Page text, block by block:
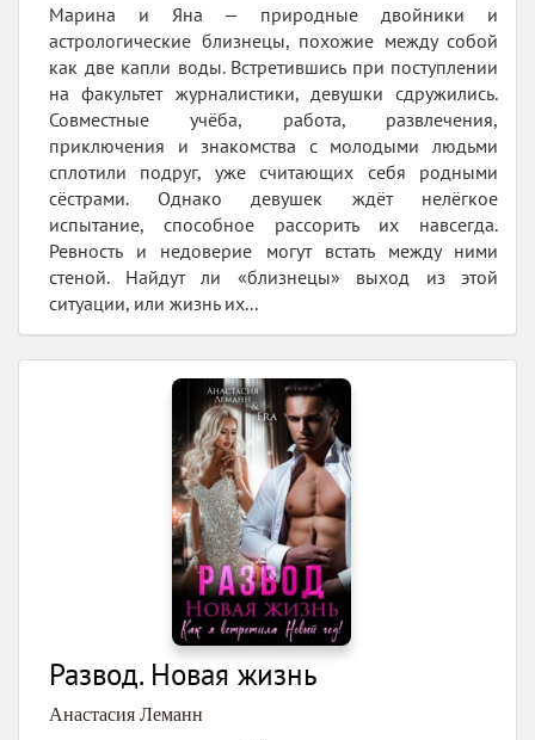
Марина и Яна — природные двойники и
астрологические близнецы, похожие между собой
как две капли воды. Встретившись при поступлении
на факультет журналистики, девушки сдружились.
Совместные учёба, работа, развлечения,
приключения и знакомства с молодыми людьми
сплотили подруг, уже считающих себя родными
сёстрами. Однако девушек ждёт нелёгкое
испытание, способное рассорить их навсегда.
Ревность и недоверие могут встать между ними
стеной. Найдут ли «близнецы» выход из этой
ситуации, или жизнь их...
Развод. Новая жизнь
Анастасия Леманн